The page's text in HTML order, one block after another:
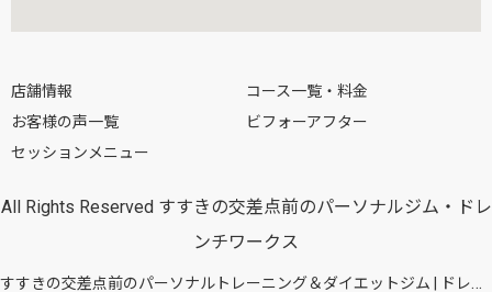
店舗情報
コース一覧・料金
お客様の声一覧
ビフォーアフター
セッションメニュー
All Rights Reserved すすきの交差点前のパーソナルジム・ドレ
ンチワークス
すすきの交差点前のパーソナルトレーニング＆ダイエットジム | ドレンチワークス